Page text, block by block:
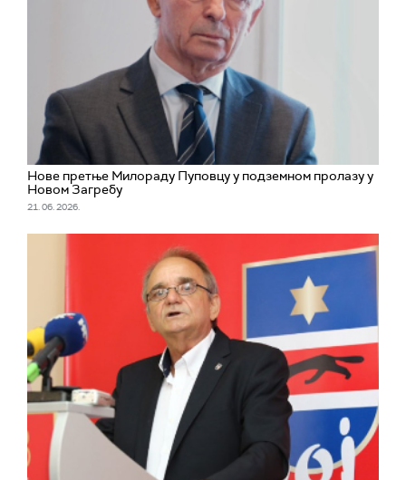
Нове претње Милораду Пуповцу у подземном пролазу у
Новом Загребу
21. 06. 2026.